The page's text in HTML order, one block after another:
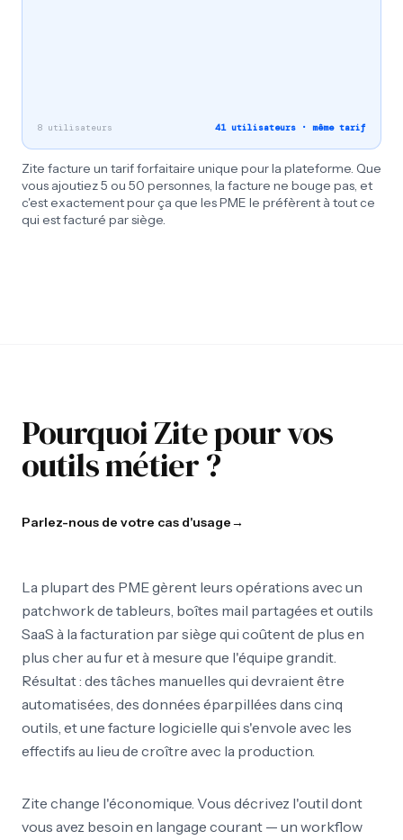
8 utilisateurs 41 utilisateurs · même tarif
Zite facture un tarif forfaitaire unique pour la plateforme. Que
vous ajoutiez 5 ou 50 personnes, la facture ne bouge pas, et
c'est exactement pour ça que les PME le préfèrent à tout ce
qui est facturé par siège.
Pourquoi Zite pour vos
outils métier ?
Parlez-nous de votre cas d'usage→
La plupart des PME gèrent leurs opérations avec un
patchwork de tableurs, boîtes mail partagées et outils
SaaS à la facturation par siège qui coûtent de plus en
plus cher au fur et à mesure que l'équipe grandit.
Résultat : des tâches manuelles qui devraient être
automatisées, des données éparpillées dans cinq
outils, et une facture logicielle qui s'envole avec les
effectifs au lieu de croître avec la production.
Zite change l'économique. Vous décrivez l'outil dont
vous avez besoin en langage courant — un workflow